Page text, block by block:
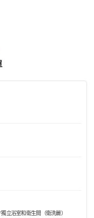
立浴室和衛生間（衛洗麗）